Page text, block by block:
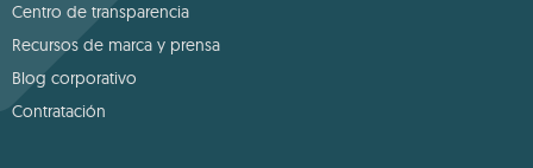
Centro de transparencia
Recursos de marca y prensa
Blog corporativo
Contratación